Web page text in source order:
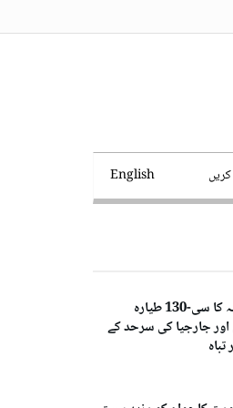
English
ترک فضائیہ کا سی-130 طیارہ
اور جارجیا کی سرحد کے